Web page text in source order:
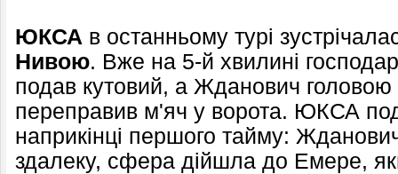
ЮКСА в останньому турі
Нивою. Вже на 5-й хвилині
подав кутовий, а Жданович головою
переправив м'яч у ворота. ЮКСА
наприкінці першого тайму:
здалеку, сфера дійшла до Емере,